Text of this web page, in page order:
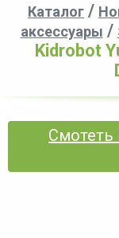
Каталог /
аксессуары /
Kidrobot
Смотеть